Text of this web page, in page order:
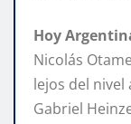
Hoy
Nicolás
lejos del nivel
Gabriel